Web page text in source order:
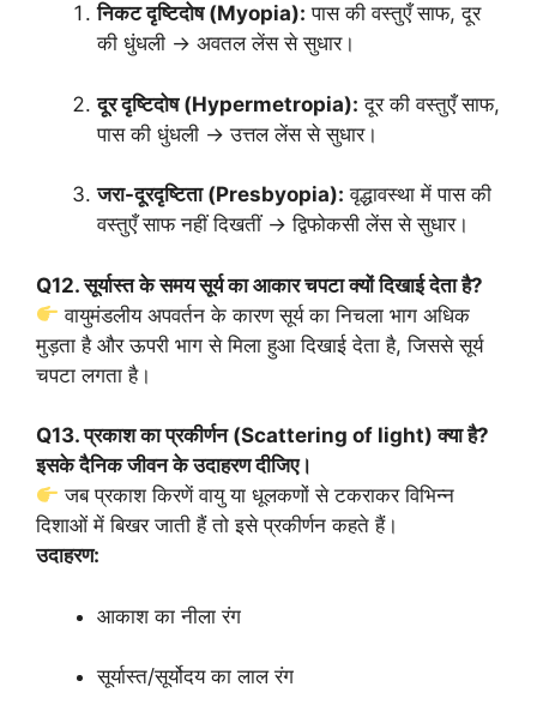
निकट दृष्टिदोष (Myopia): पास की वस्तुएँ साफ, दूर
की धुंधली → अवतल लेंस से सुधार।
दूर दृष्टिदोष (Hypermetropia): दूर की वस्तुएँ साफ,
पास की धुंधली → उत्तल लेंस से सुधार।
जरा-दूरदृष्टिता (Presbyopia): वृद्धावस्था में पास की
वस्तुएँ साफ नहीं दिखतीं → द्विफोकसी लेंस से सुधार।
Q12. सूर्यास्त के समय सूर्य का आकार चपटा क्यों दिखाई देता है?
वायुमंडलीय अपवर्तन के कारण सूर्य का निचला भाग अधिक
मुड़ता है और ऊपरी भाग से मिला हुआ दिखाई देता है, जिससे सूर्य
चपटा लगता है।
Q13. प्रकाश का प्रकीर्णन (Scattering of light) क्या है?
इसके दैनिक जीवन के उदाहरण दीजिए।
जब प्रकाश किरणें वायु या धूलकणों से टकराकर विभिन्न
दिशाओं में बिखर जाती हैं तो इसे प्रकीर्णन कहते हैं।
उदाहरण:
आकाश का नीला रंग
सूर्यास्त/सूर्योदय का लाल रंग